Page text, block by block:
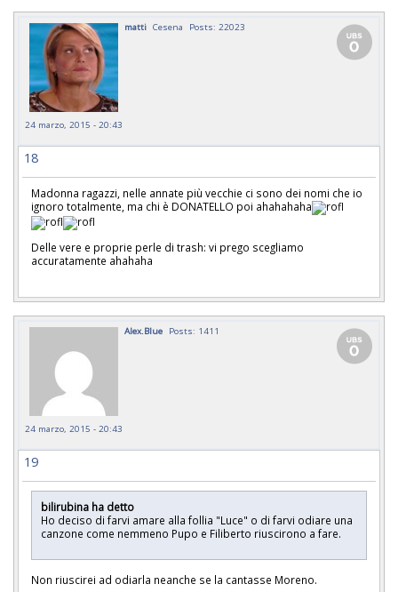
matti Cesena Posts: 22023
24 marzo, 2015 - 20:43
18
Madonna ragazzi, nelle annate più vecchie ci sono dei nomi che io
ignoro totalmente, ma chi è DONATELLO poi ahahahaha
Delle vere e proprie perle di trash: vi prego scegliamo
accuratamente ahahaha
Alex.Blue Posts: 1411
24 marzo, 2015 - 20:43
19
bilirubina ha detto
Ho deciso di farvi amare alla follia "Luce" o di farvi odiare una
canzone come nemmeno Pupo e Filiberto riuscirono a fare.
Non riuscirei ad odiarla neanche se la cantasse Moreno.